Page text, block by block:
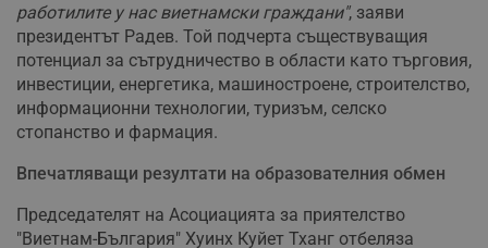
работилите у нас виетнамски граждани", заяви
президентът Радев. Той подчерта съществуващия
потенциал за сътрудничество в области като търговия,
инвестиции, енергетика, машиностроене, строителство,
информационни технологии, туризъм, селско
стопанство и фармация.
Впечатляващи резултати на образователния обмен
Председателят на Асоциацията за приятелство
"Виетнам-България" Хуинх Куйет Тханг отбеляза